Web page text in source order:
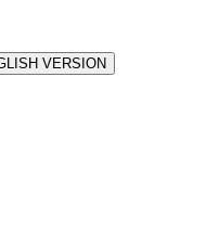
VERSION